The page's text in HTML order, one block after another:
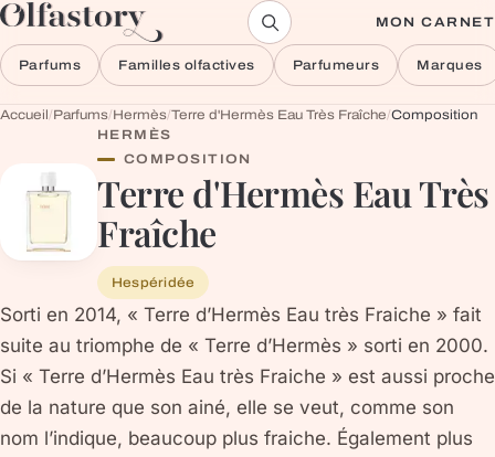
Aller au contenu MON CARNET
Parfums Familles olfactives Parfumeurs Marques
Accueil/Parfums/Hermès/Terre d'Hermès Eau Très Fraîche/Composition
HERMÈS
COMPOSITION
Terre d'Hermès Eau Très
Fraîche
Hespéridée
Sorti en 2014, « Terre d’Hermès Eau très Fraiche » fait
suite au triomphe de « Terre d’Hermès » sorti en 2000.
Si « Terre d’Hermès Eau très Fraiche » est aussi proche
de la nature que son ainé, elle se veut, comme son
nom l’indique, beaucoup plus fraiche. Également plus